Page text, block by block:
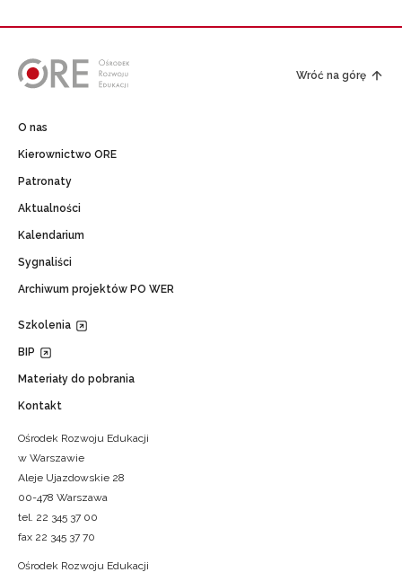
Wróć na górę
O nas
Kierownictwo ORE
Patronaty
Aktualności
Kalendarium
Sygnaliści
Archiwum projektów PO WER
Szkolenia
BIP
Materiały do pobrania
Kontakt
Ośrodek Rozwoju Edukacji
w Warszawie
Aleje Ujazdowskie 28
00-478 Warszawa
tel. 22 345 37 00
fax 22 345 37 70
Ośrodek Rozwoju Edukacji